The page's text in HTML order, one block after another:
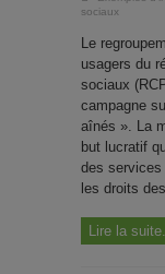
sociaux
Le
usagers du
sociaux
campagne
aînés ». La
but lucratif
des services
les droits
Lire la